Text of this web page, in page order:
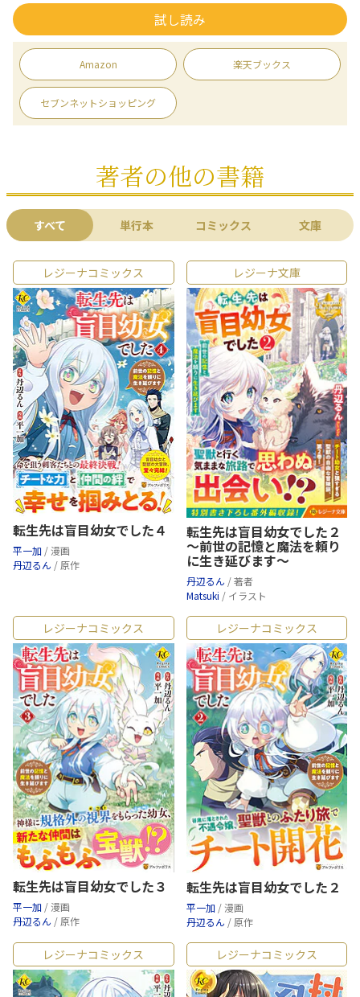
試し読み
Amazon 楽天ブックス
セブンネットショッピング
著者の他の書籍
すべて 単行本 コミックス 文庫
レジーナコミックス
転生先は盲目幼女でした４
平一加 / 漫画
丹辺るん / 原作
レジーナ文庫
転生先は盲目幼女でした２
～前世の記憶と魔法を頼り
に生き延びます～
丹辺るん / 著者
Matsuki / イラスト
レジーナコミックス
転生先は盲目幼女でした３
平一加 / 漫画
丹辺るん / 原作
レジーナコミックス
転生先は盲目幼女でした２
平一加 / 漫画
丹辺るん / 原作
レジーナコミックス レジーナコミックス